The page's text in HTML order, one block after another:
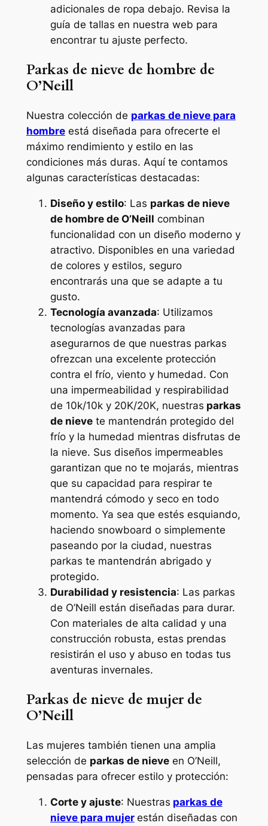
adicionales de ropa debajo. Revisa la
guía de tallas en nuestra web para
encontrar tu ajuste perfecto.
Parkas de nieve de hombre de
O’Neill
Nuestra colección de parkas de nieve para
hombreestá diseñada para ofrecerte el
máximo rendimiento y estilo en las
condiciones más duras. Aquí te contamos
algunas características destacadas:
Diseño y estilo: Las parkas de nieve
de hombre de O’Neill combinan
funcionalidad con un diseño moderno y
atractivo. Disponibles en una variedad
de colores y estilos, seguro
encontrarás una que se adapte a tu
gusto.
Tecnología avanzada: Utilizamos
tecnologías avanzadas para
asegurarnos de que nuestras parkas
ofrezcan una excelente protección
contra el frío, viento y humedad. Con
una impermeabilidad y respirabilidad
de 10k/10k y 20K/20K, nuestras parkas
de nievete mantendrán protegido del
frío y la humedad mientras disfrutas de
la nieve. Sus diseños impermeables
garantizan que no te mojarás, mientras
que su capacidad para respirar te
mantendrá cómodo y seco en todo
momento. Ya sea que estés esquiando,
haciendo snowboard o simplemente
paseando por la ciudad, nuestras
parkas te mantendrán abrigado y
protegido.
Durabilidad y resistencia: Las parkas
de O’Neill están diseñadas para durar.
Con materiales de alta calidad y una
construcción robusta, estas prendas
resistirán el uso y abuso en todas tus
aventuras invernales.
Parkas de nieve de mujer de
O’Neill
Las mujeres también tienen una amplia
selección de parkas de nieveen O’Neill,
pensadas para ofrecer estilo y protección:
Corte y ajuste: Nuestras parkas de
nieve para mujer están diseñadas con